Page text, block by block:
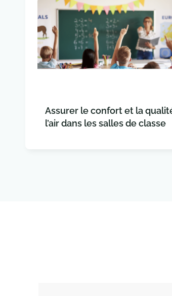
Assurer le confort et la
l’air dans les salles de classe